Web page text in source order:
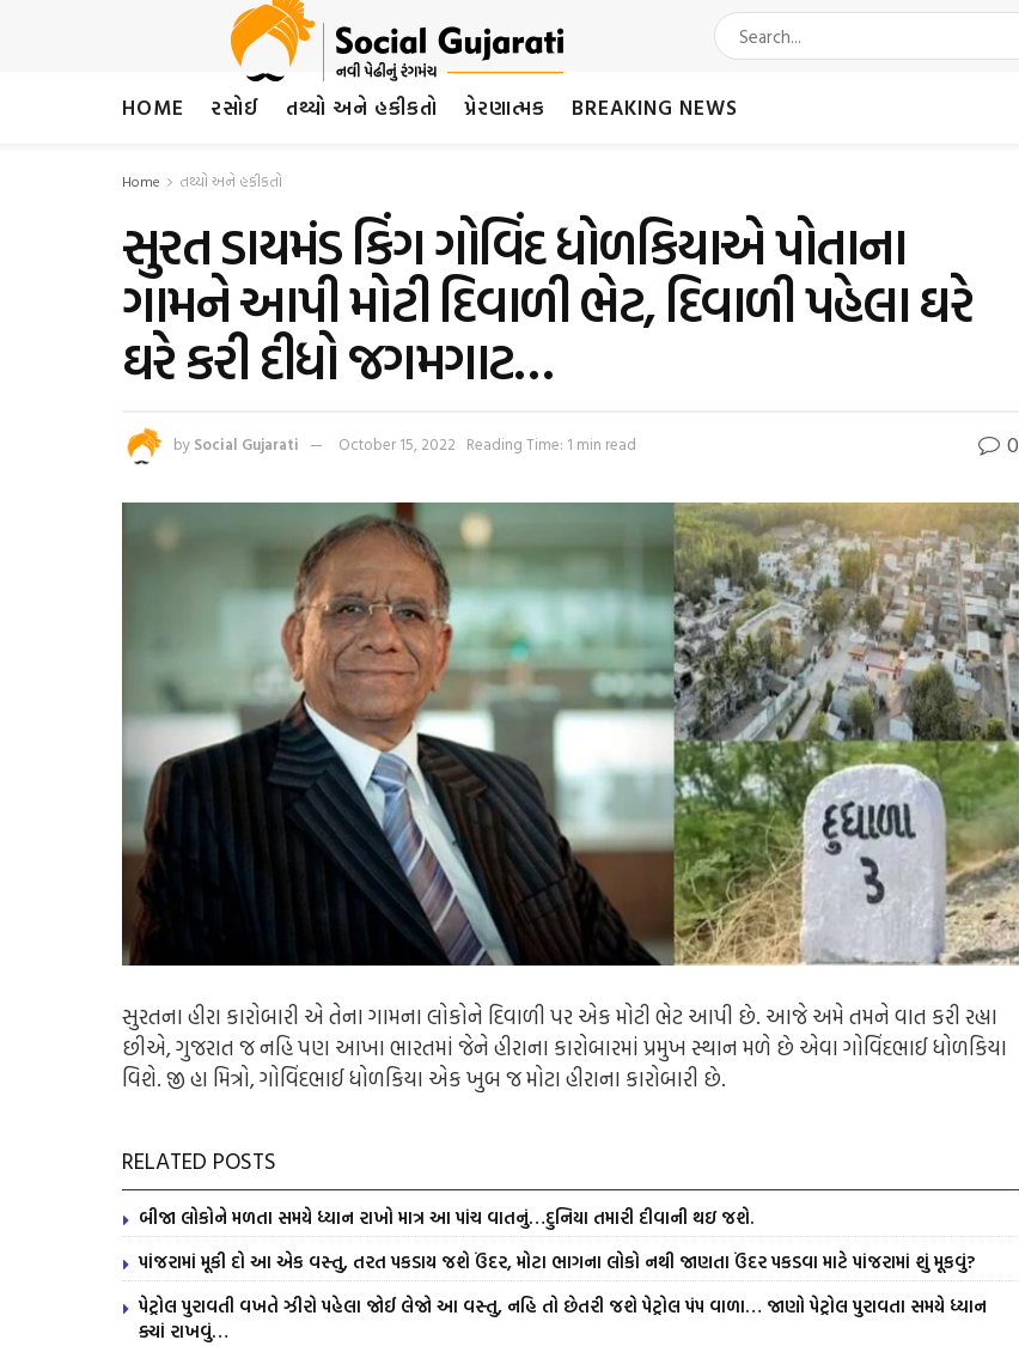
HOME રસોઈ તથ્યો અને હકીકતો પ્રેરણાત્મક BREAKING NEWS
Home તથ્યો અને હકીકતો
સુરત ડાયમંડ કિંગ ગોવિંદ ધોળકિયાએ પોતાના
ગામને આપી મોટી દિવાળી ભેટ, દિવાળી પહેલા ઘરે
ઘરે કરી દીધો જગમગાટ…
by Social Gujarati October 15, 2022 Reading Time: 1 min read 0
સુરતના હીરા કારોબારી એ તેના ગામના લોકોને દિવાળી પર એક મોટી ભેટ આપી છે. આજે અમે તમને વાત કરી રહ્યા
છીએ, ગુજરાત જ નહિ પણ આખા ભારતમાં જેને હીરાના કારોબારમાં પ્રમુખ સ્થાન મળે છે એવા ગોવિંદભાઈ ધોળકિયા
વિશે.જી હા મિત્રો, ગોવિંદભાઈ ધોળકિયા એક ખુબ જ મોટા હીરાના કારોબારી છે.
RELATED POSTS
બીજા લોકોને મળતા સમયે ધ્યાન રાખો માત્ર આ પાંચ વાતનું…દુનિયા તમારી દીવાની થઇ જશે.
પાંજરામાં મૂકી દો આ એક વસ્તુ, તરત પકડાય જશે ઉંદર, મોટા ભાગના લોકો નથી જાણતા ઉંદર પકડવા માટે પાંજરામાં શું મૂકવું?
પેટ્રોલ પુરાવતી વખતે ઝીરો પહેલા જોઈ લેજો આ વસ્તુ, નહિ તો છેતરી જશે પેટ્રોલ પંપ વાળા… જાણો પેટ્રોલ પુરાવતા સમયે ધ્યાન
ક્યાં રાખવું…